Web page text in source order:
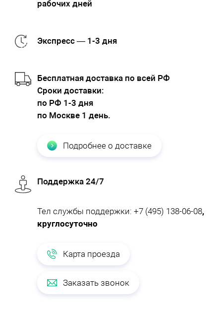
рабочих дней
Экспресс — 1-3 дня
Бесплатная доставка по всей РФ
Cроки доставки:
по РФ 1-3 дня
по Москве 1 день.
Подробнее о доставке
Поддержка 24/7
Тел службы поддержки: +7 (495) 138-06-08,
круглосуточно
Карта проезда
Заказать звонок